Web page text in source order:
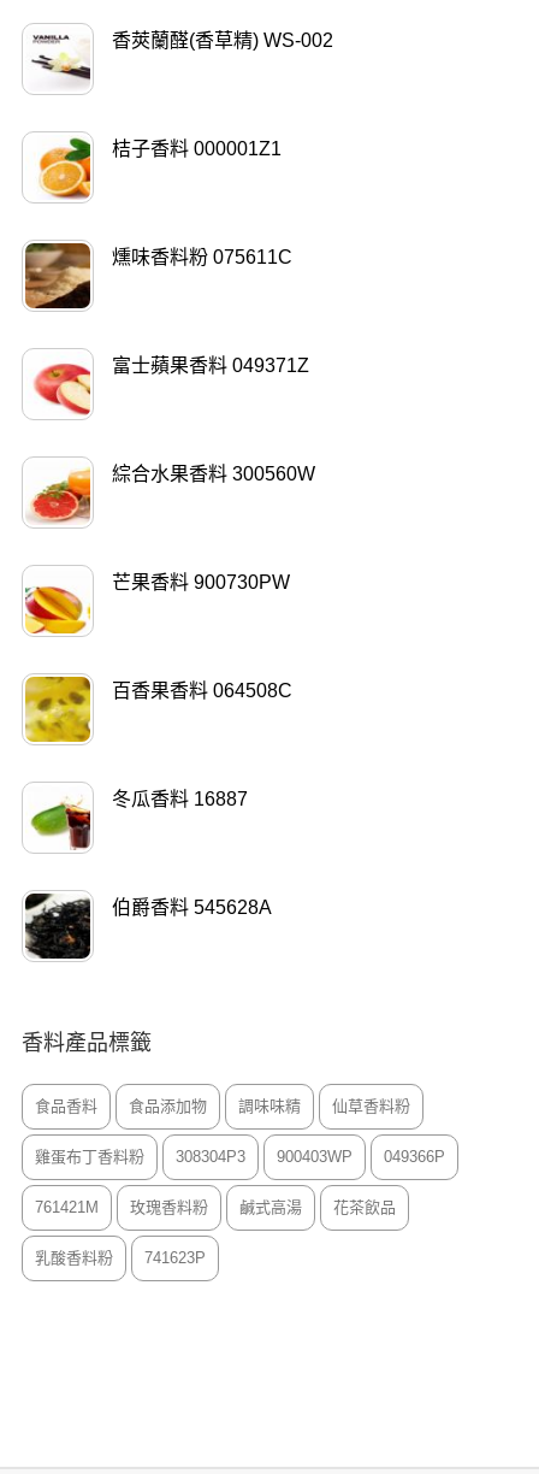
香莢蘭醛(香草精) WS-002
桔子香料 000001Z1
燻味香料粉 075611C
富士蘋果香料 049371Z
綜合水果香料 300560W
芒果香料 900730PW
百香果香料 064508C
冬瓜香料 16887
伯爵香料 545628A
香料產品標籤
食品香料 食品添加物 調味味精 仙草香料粉
雞蛋布丁香料粉 308304P3 900403WP 049366P
761421M 玫瑰香料粉 鹹式高湯 花茶飲品
乳酸香料粉 741623P